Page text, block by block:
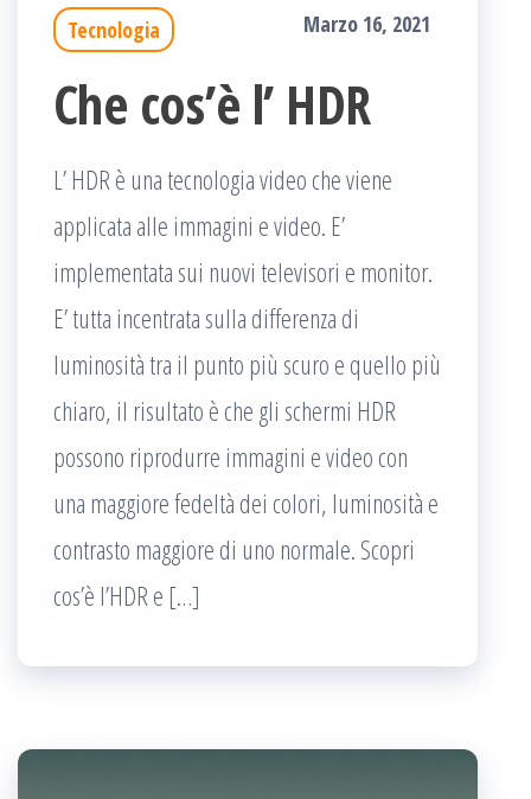
Tecnologia Marzo 16, 2021
Che cos’è l’ HDR
L’ HDR è una tecnologia video che viene
applicata alle immagini e video. E’
implementata sui nuovi televisori e monitor.
E’ tutta incentrata sulla differenza di
luminosità tra il punto più scuro e quello più
chiaro, il risultato è che gli schermi HDR
possono riprodurre immagini e video con
una maggiore fedeltà dei colori, luminosità e
contrasto maggiore di uno normale. Scopri
cos’è l’HDR e […]